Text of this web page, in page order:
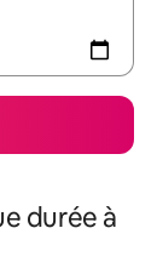
durée à